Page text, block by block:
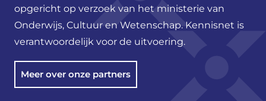
opgericht op verzoek van het ministerie van
Onderwijs, Cultuur en Wetenschap. Kennisnet is
verantwoordelijk voor de uitvoering.
Meer over onze partners